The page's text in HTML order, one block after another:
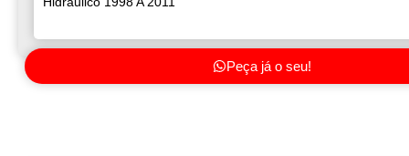
Peça já o seu!